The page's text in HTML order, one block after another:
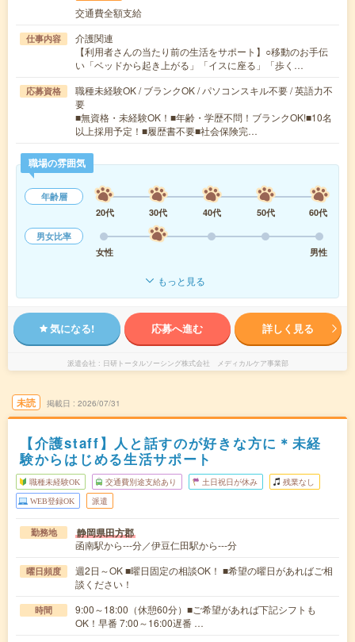
交通費全額支給
仕事内容
介護関連
【利用者さんの当たり前の生活をサポート】○移動のお手伝
い「ベッドから起き上がる」「イスに座る」「歩く…
応募資格
職種未経験OK / ブランクOK / パソコンスキル不要 / 英語力不
要
■無資格・未経験OK！■年齢・学歴不問！ブランクOK!■10名
以上採用予定！■履歴書不要■社会保険完…
職場の雰囲気
年齢層
20代
30代 40代 50代
60代
男女比率
女性
男性
もっと見る
気になる! 応募へ進む 詳しく見る
派遣会社 日研トータルソーシング株式会社 メディカルケア事業部
未読 掲載日 2026/07/31
【介護staff】人と話すのが好きな方に＊未経
験からはじめる生活サポート
職種未経験OK 交通費別途支給あり 土日祝日が休み 残業なし
WEB登録OK 派遣
勤務地 静岡県田方郡
函南駅から---分／伊豆仁田駅から---分
曜日頻度
週2日～OK ■曜日固定の相談OK！ ■希望の曜日があればご相
談ください！
時間
9:00～18:00（休憩60分）■ご希望があれば下記シフトも
OK！早番 7:00～16:00遅番 …